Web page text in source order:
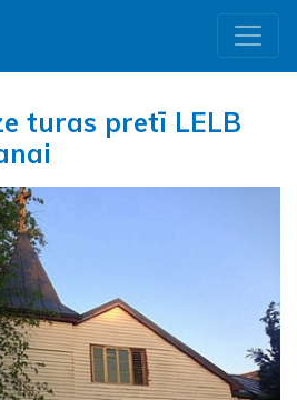
turas pretī LELB